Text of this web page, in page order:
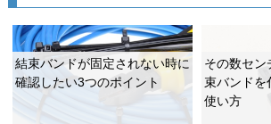
結束バンドが固定されない時に
確認したい3つのポイント
その数セン
束バンドを
使い方